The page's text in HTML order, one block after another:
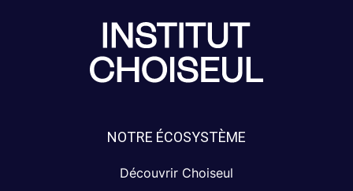
NOTRE ÉCOSYSTÈME
Découvrir Choiseul